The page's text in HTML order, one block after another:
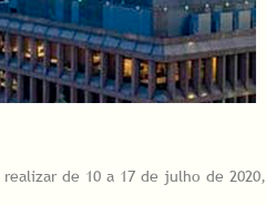
de 10 a 17 de julho de 2020,